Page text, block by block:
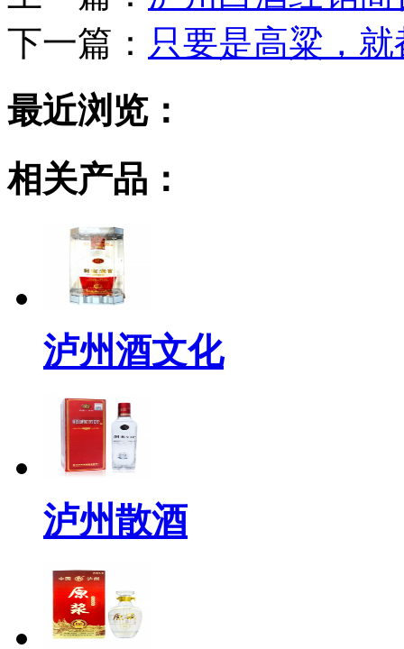
下一篇： 只要是高粱，
最近浏览：
相关产品：
泸州酒文化
泸州散酒